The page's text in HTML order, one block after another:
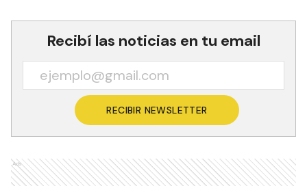
Recibí las noticias en tu email
RECIBIR NEWSLETTER
Ads